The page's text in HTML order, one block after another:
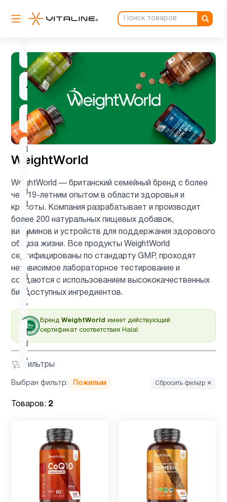
WeightWorld
WeightWorld — британский семейный бренд с более
чем 19-летним опытом в области здоровья и
красоты. Компания разрабатывает и производит
более 200 натуральных пищевых добавок,
витаминов и устройств для поддержания здорового
образа жизни. Все продукты WeightWorld
сертифицированы по стандарту GMP, проходят
независимое лабораторное тестирование и
создаются с использованием высококачественных
биодоступных ингредиентов.
Бренд WeightWorld имеет действующий
сертификат соответствия Halal.
Фильтры
Антиоксиданты 3
ацетилцистеин 1
Ашваганда
Барберин
продукт
Витамин
B
2
Витамин
C
2
Витамин
C для
детей
1
Витамин
D для
детей
2
Витамин
Гинкго
Билоба
1
Детская
омега 3
Выбран фильтр: Пожилым Сбросить фильтр ✕
Товаров: 2